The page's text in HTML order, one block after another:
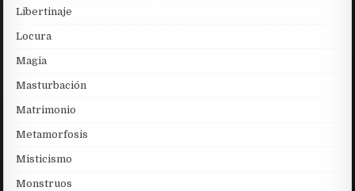
Libertinaje
Locura
Magia
Masturbación
Matrimonio
Metamorfosis
Misticismo
Monstruos